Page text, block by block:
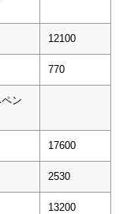
12100
770
ン
17600
2530
13200